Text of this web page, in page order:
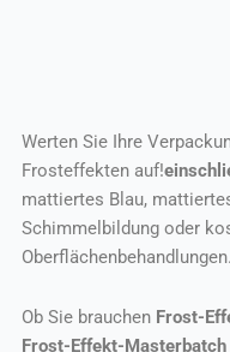
Werten Sie Ihre
Frosteffekten auf!
mattiertes Blau,
Schimmelbildung oder
Oberflächenbehandlungen.
Ob Sie brauchen Frost-
Frost-Effekt-